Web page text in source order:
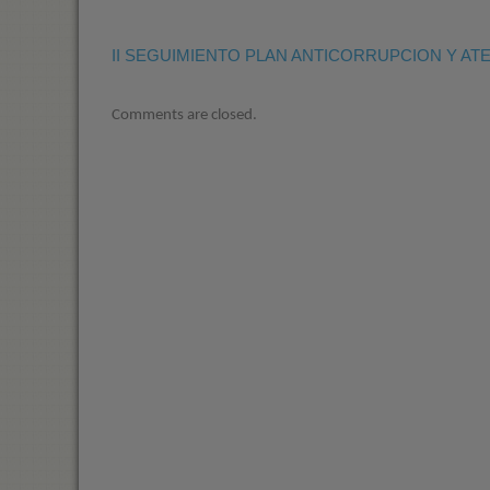
II SEGUIMIENTO PLAN ANTICORRUPCION Y
Comments are closed.